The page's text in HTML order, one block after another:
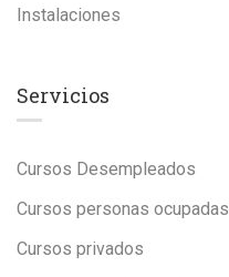
Instalaciones
Servicios
Cursos Desempleados
Cursos personas ocupadas
Cursos privados